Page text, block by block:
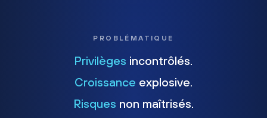
PROBLÉMATIQUE
Privilèges incontrôlés.
Croissance explosive.
Risques non maîtrisés.